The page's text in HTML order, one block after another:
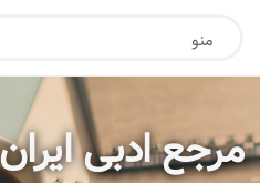
منو
مرجع ادبی